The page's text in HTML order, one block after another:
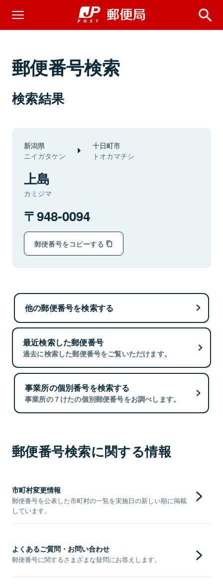
郵便番号検索
検索結果
新潟県
ニイガタケン
十日町市
トオカマチシ
上島
カミジマ
948-0094
郵便番号をコピーする
他の郵便番号を検索する
最近検索した郵便番号
過去に検索した郵便番号をご覧いただけます。
事業所の個別番号を検索する
事業所の７けたの個別郵便番号をお調べします。
郵便番号検索に関する情報
市町村変更情報
郵便番号を公表した市町村の一覧を実施日の新しい順に掲載
しています。
よくあるご質問・お問い合わせ
郵便番号に関するさまざまな疑問にお答えします。